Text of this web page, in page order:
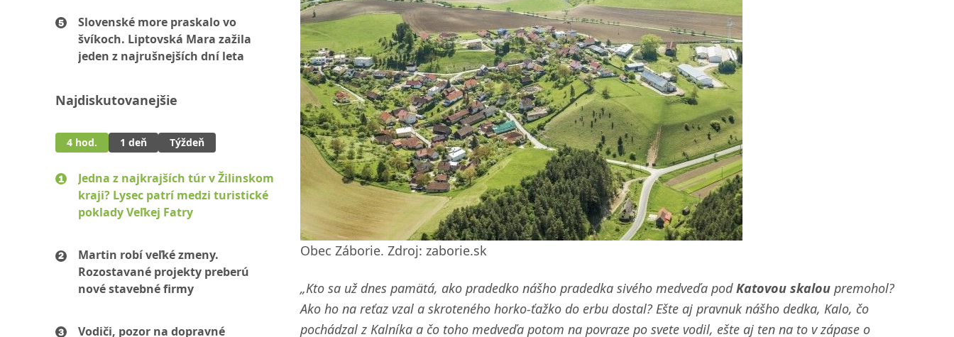
Slovenské more praskalo vo
švíkoch. Liptovská Mara zažila
jeden z najrušnejších dní leta
Najdiskutovanejšie
4 hod. 1 deň Týždeň
Jedna z najkrajších túr v Žilinskom
kraji? Lysec patrí medzi turistické
poklady Veľkej Fatry
Martin robí veľké zmeny.
Rozostavané projekty preberú
nové stavebné firmy
Vodiči, pozor na dopravné
Obec Záborie. Zdroj: zaborie.sk
„Kto sa už dnes pamätá, ako pradedko nášho pradedka sivého medveďa podKatovou skalou premohol?
Ako ho na reťaz vzal a skroteného horko-ťažko do erbu dostal? Ešte aj pravnuk nášho dedka, Kalo, čo
pochádzal z Kalníka a čo toho medveďa potom na povraze po svete vodil, ešte aj ten na to v zápase o